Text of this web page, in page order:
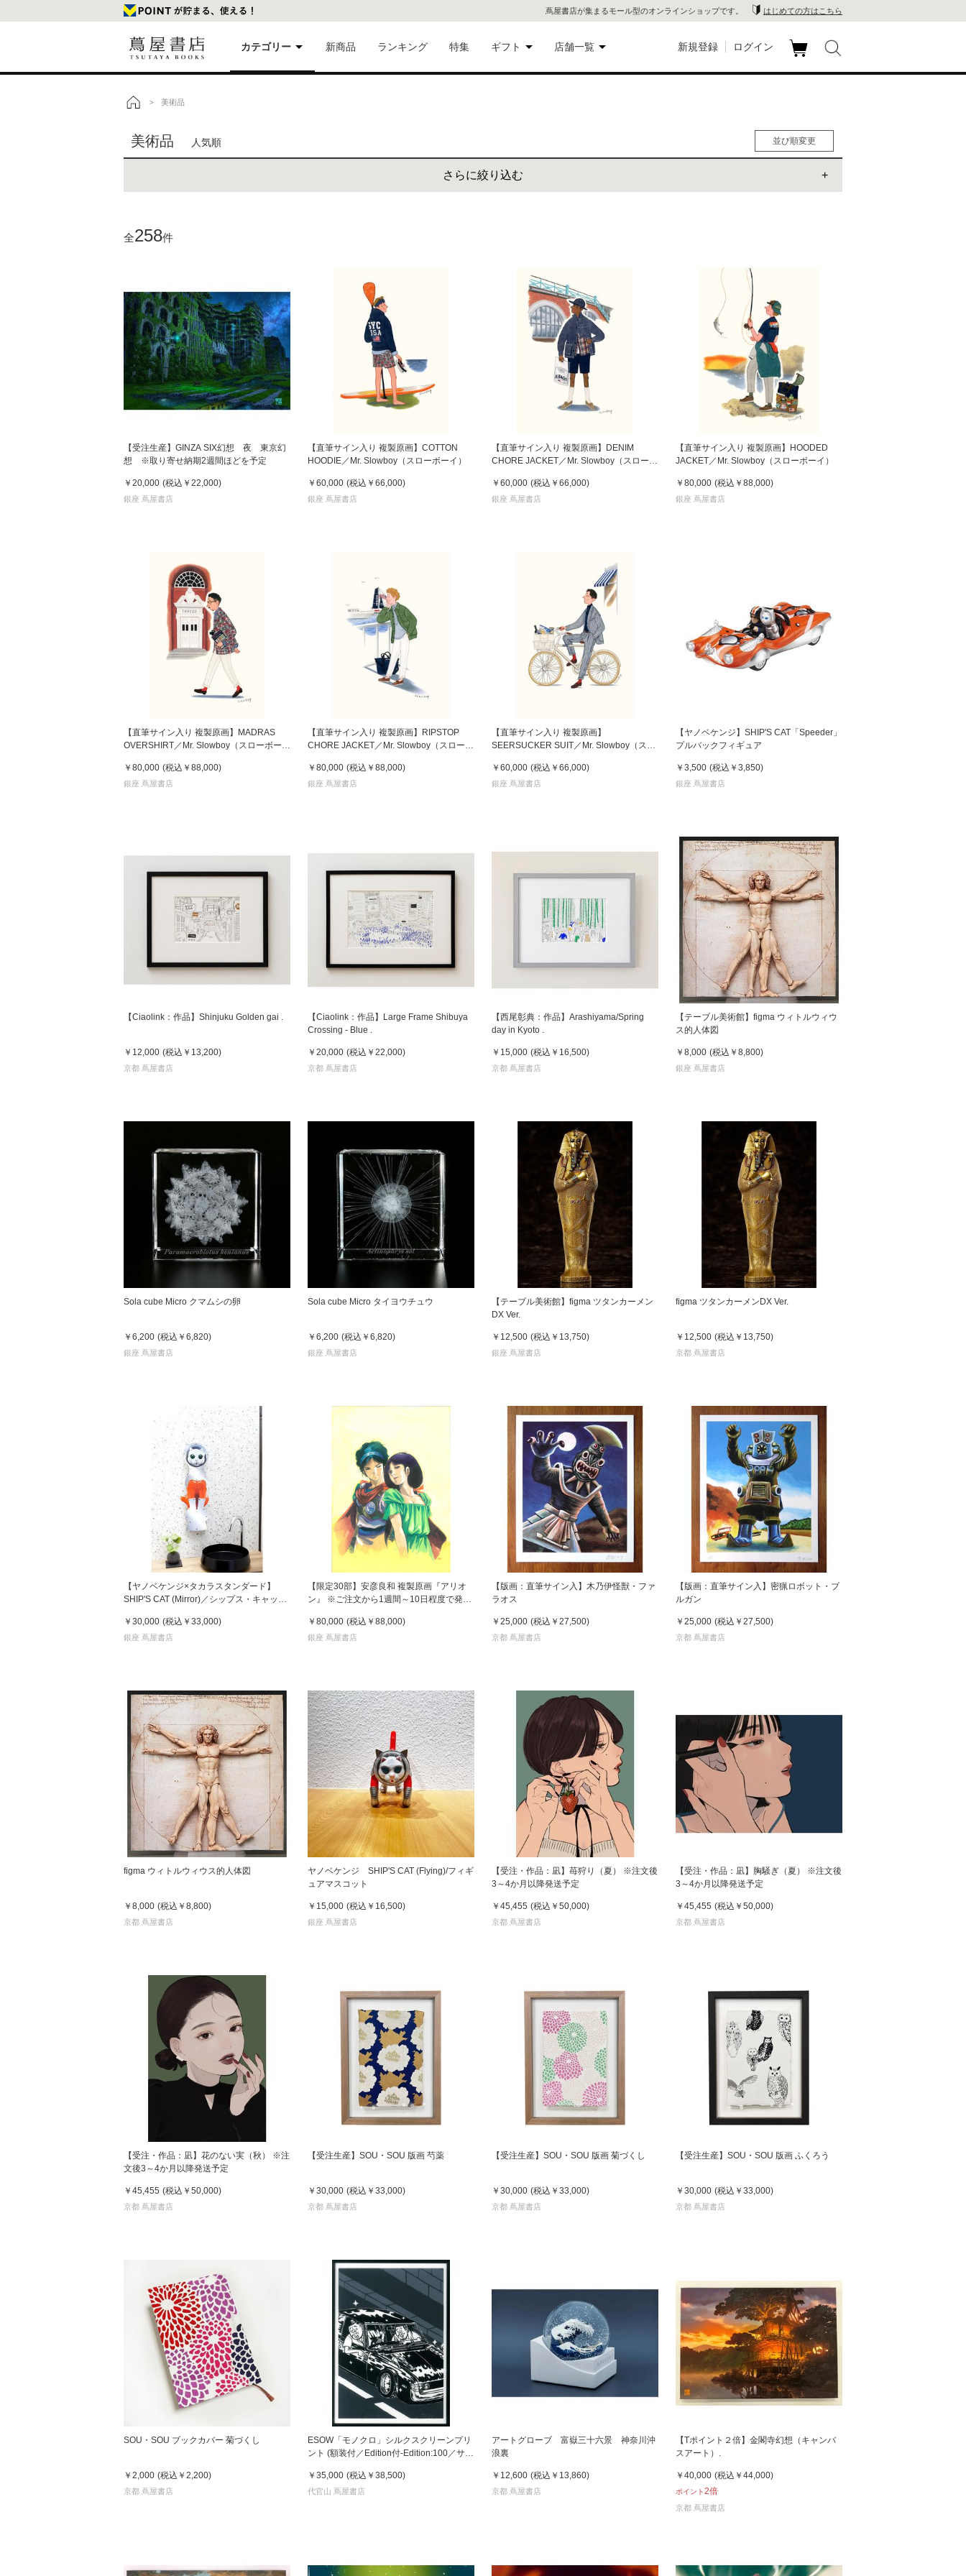
蔦屋書店が集まるモール型のオンラインショップです。 はじめての方はこちら
カテゴリー 新商品 ランキング 特集 ギフト 店舗一覧
蔦屋書店
新規登録 ログイン
> 美術品
美術品 人気順
さらに絞り込む
全258件
並び順変更
人気順
女性人気順
【受注生産】GINZA SIX幻想 夜 東京幻
想 ※取り寄せ納期2週間ほどを予定
￥20,000 (税込 ￥22,000)
銀座 蔦屋書店
【直筆サイン入り 複製原画】COTTON
HOODIE／Mr. Slowboy（スローボーイ）
￥60,000 (税込 ￥66,000)
銀座 蔦屋書店
【直筆サイン入り 複製原画】DENIM
CHORE JACKET／Mr. Slowboy（スローボ
￥60,000 (税込 ￥66,000)
銀座 蔦屋書店
【直筆サイン入り 複製原画】HOODED
JACKET／Mr. Slowboy（スローボーイ）
￥80,000 (税込 ￥88,000)
銀座 蔦屋書店
【直筆サイン入り 複製原画】MADRAS
OVERSHIRT／Mr. Slowboy（スローボー
￥80,000 (税込 ￥88,000)
銀座 蔦屋書店
【直筆サイン入り 複製原画】RIPSTOP
CHORE JACKET／Mr. Slowboy（スローボ
￥80,000 (税込 ￥88,000)
銀座 蔦屋書店
【直筆サイン入り 複製原画】
SEERSUCKER SUIT／Mr. Slowboy（スロ
￥60,000 (税込 ￥66,000)
銀座 蔦屋書店
【ヤノベケンジ】SHIP'S CAT「Speeder」
プルバックフィギュア
￥3,500 (税込 ￥3,850)
銀座 蔦屋書店
【Ciaolink：作品】Shinjuku Golden gai .
￥12,000 (税込 ￥13,200)
京都 蔦屋書店
【Ciaolink：作品】Large Frame Shibuya
Crossing - Blue .
￥20,000 (税込 ￥22,000)
京都 蔦屋書店
【西尾彰典：作品】Arashiyama/Spring
day in Kyoto .
￥15,000 (税込 ￥16,500)
京都 蔦屋書店
【テーブル美術館】figma ウィトルウィウ
ス的人体図
￥8,000 (税込 ￥8,800)
銀座 蔦屋書店
Sola cube Micro クマムシの卵
￥6,200 (税込 ￥6,820)
銀座 蔦屋書店
Sola cube Micro タイヨウチュウ
￥6,200 (税込 ￥6,820)
銀座 蔦屋書店
【テーブル美術館】figma ツタンカーメン
DX Ver.
￥12,500 (税込 ￥13,750)
銀座 蔦屋書店
figma ツタンカーメンDX Ver.
￥12,500 (税込 ￥13,750)
京都 蔦屋書店
【ヤノベケンジ×タカラスタンダード】
SHIP'S CAT (Mirror)／シップス・キャッ
￥30,000 (税込 ￥33,000)
銀座 蔦屋書店
【限定30部】安彦良和 複製原画『アリオ
ン』 ※ご注文から1週間～10日程度で発送
￥80,000 (税込 ￥88,000)
銀座 蔦屋書店
【版画：直筆サイン入】木乃伊怪獣・ファ
ラオス
￥25,000 (税込 ￥27,500)
京都 蔦屋書店
【版画：直筆サイン入】密猟ロボット・ブ
ルガン
￥25,000 (税込 ￥27,500)
京都 蔦屋書店
figma ウィトルウィウス的人体図
￥8,000 (税込 ￥8,800)
京都 蔦屋書店
ヤノベケンジ SHIP'S CAT (Flying)/フィギ
ュアマスコット
￥15,000 (税込 ￥16,500)
銀座 蔦屋書店
【受注・作品：凪】苺狩り（夏） ※注文後
3～4か月以降発送予定
￥45,455 (税込 ￥50,000)
京都 蔦屋書店
【受注・作品：凪】胸騒ぎ（夏） ※注文後
3～4か月以降発送予定
￥45,455 (税込 ￥50,000)
京都 蔦屋書店
【受注・作品：凪】花のない実（秋） ※注
文後3～4か月以降発送予定
￥45,455 (税込 ￥50,000)
京都 蔦屋書店
【受注生産】SOU・SOU 版画 芍薬
￥30,000 (税込 ￥33,000)
京都 蔦屋書店
【受注生産】SOU・SOU 版画 菊づくし
￥30,000 (税込 ￥33,000)
京都 蔦屋書店
【受注生産】SOU・SOU 版画 ふくろう
￥30,000 (税込 ￥33,000)
京都 蔦屋書店
SOU・SOU ブックカバー 菊づくし
￥2,000 (税込 ￥2,200)
京都 蔦屋書店
ESOW「モノクロ」シルクスクリーンプリ
ント (額装付／Edition付-Edition:100／サイ
￥35,000 (税込 ￥38,500)
代官山 蔦屋書店
アートグローブ 富嶽三十六景 神奈川沖
浪裏
￥12,600 (税込 ￥13,860)
京都 蔦屋書店
【Tポイント２倍】金閣寺幻想（キャンバ
スアート）.
￥40,000 (税込 ￥44,000)
ポイント2倍
京都 蔦屋書店